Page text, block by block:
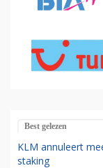
Best gelezen
KLM annuleert
staking